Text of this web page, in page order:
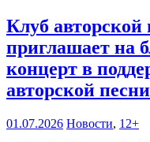
Клуб
приглашает на
концерт в
авторской
01.07.2026 Новости, 12+